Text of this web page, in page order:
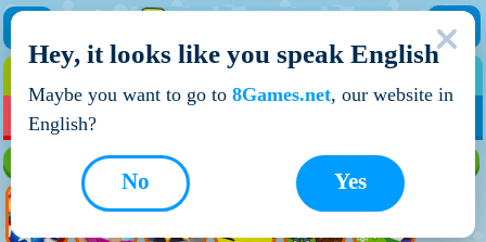
НОВІ ІГРИ
Hey, it looks like you speak English
Maybe you want to go to 8Games.net, our website in
English?
Yes
No